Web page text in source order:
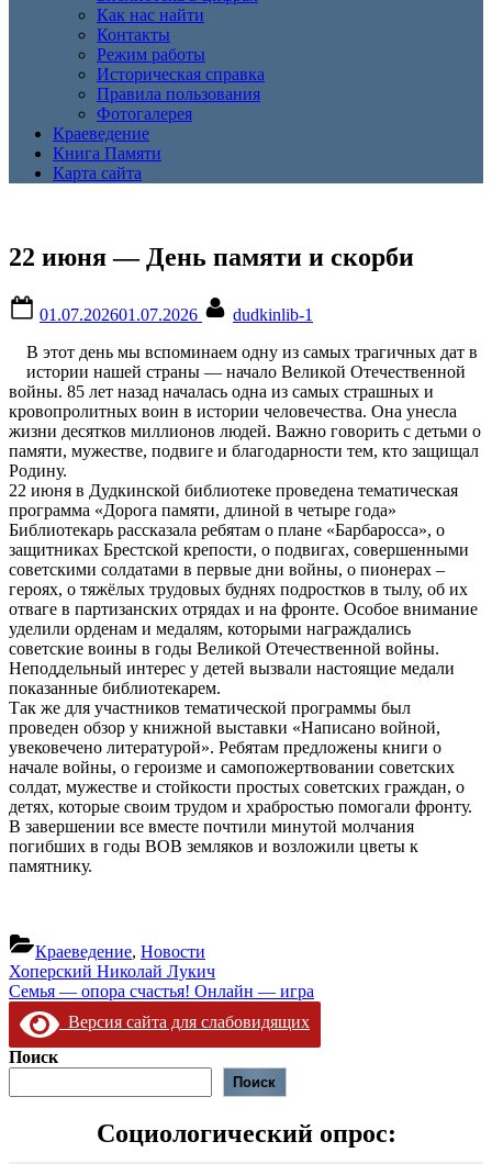
Как нас найти
Контакты
Режим работы
Историческая справка
Правила пользования
Фотогалерея
Краеведение
Книга Памяти
Карта сайта
22 июня — День памяти и скорби
on
01.07.202601.07.2026
dudkinlib-1
В этот день мы вспоминаем одну из самых трагичных дат в
истории нашей страны — начало Великой Отечественной
войны. 85 лет назад началась одна из самых страшных и
кровопролитных воин в истории человечества. Она унесла
жизни десятков миллионов людей. Важно говорить с детьми о
памяти, мужестве, подвиге и благодарности тем, кто защищал
Родину.
22 июня в Дудкинской библиотеке проведена тематическая
программа «Дорога памяти, длиной в четыре года»
Библиотекарь рассказала ребятам о плане «Барбаросса», о
защитниках Брестской крепости, о подвигах, совершенными
советскими солдатами в первые дни войны, о пионерах –
героях, о тяжёлых трудовых буднях подростков в тылу, об их
отваге в партизанских отрядах и на фронте. Особое внимание
уделили орденам и медалям, которыми награждались
советские воины в годы Великой Отечественной войны.
Неподдельный интерес у детей вызвали настоящие медали
показанные библиотекарем.
Так же для участников тематической программы был
проведен обзор у книжной выставки «Написано войной,
увековечено литературой». Ребятам предложены книги о
начале войны, о героизме и самопожертвовании советских
солдат, мужестве и стойкости простых советских граждан, о
детях, которые своим трудом и храбростью помогали фронту.
В завершении все вместе почтили минутой молчания
погибших в годы ВОВ земляков и возложили цветы к
памятнику.
Краеведение, Новости
Навигация
по
записям
Предыдущая
запись:
Хоперский Николай Лукич
Следующая
запись:
Семья — опора счастья! Онлайн — игра
Версия сайта для слабовидящих
Поиск
Поиск
Социологический опрос: